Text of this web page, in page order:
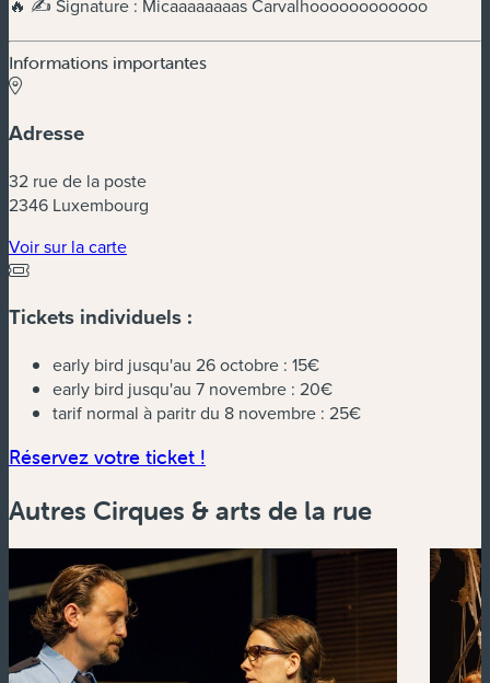
🔥 ✍️ Signature : Micaaaaaaaas Carvalhoooooooooooo
Informations importantes
Adresse
32 rue de la poste
2346 Luxembourg
Voir sur la carte(nouvelle fenêtre)
Tickets individuels :
early bird jusqu'au 26 octobre : 15€
early bird jusqu'au 7 novembre : 20€
tarif normal à paritr du 8 novembre : 25€
Réservez votre ticket !
Autres Cirques & arts de la rue